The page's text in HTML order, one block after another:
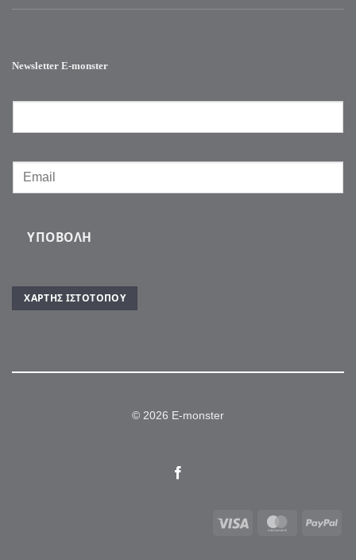
Newsletter E-monster
ΥΠΟΒΟΛΉ
ΧΆΡΤΗΣ ΙΣΤΌΤΟΠΟΥ
© 2026 E-monster
Visa